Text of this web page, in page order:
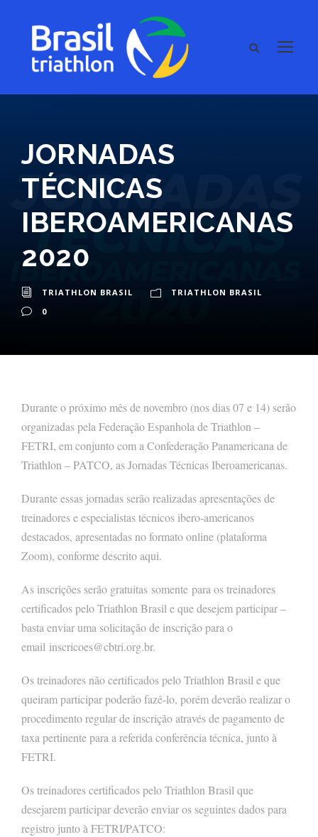
JORNADAS
TÉCNICAS
IBEROAMERICANAS
2020
TRIATHLON BRASIL
TRIATHLON BRASIL
0
Durante o próximo mês de novembro (nos dias 07 e 14) serão
organizadas pela Federação Espanhola de Triathlon –
FETRI, em conjunto com a Confederação Panamericana de
Triathlon – PATCO, as Jornadas Técnicas Iberoamericanas.
Durante essas jornadas serão realizadas apresentações de
treinadores e especialistas técnicos ibero-americanos
destacados, apresentadas no formato online (plataforma
Zoom), conforme descrito aqui.
As inscrições serão gratuitas somente para os treinadores
certificados pelo Triathlon Brasil e que desejem participar –
basta enviar uma solicitação de inscrição para o
email inscricoes@cbtri.org.br.
Os treinadores não certificados pelo Triathlon Brasil e que
queiram participar poderão fazê-lo, porém deverão realizar o
procedimento regular de inscrição através de pagamento de
taxa pertinente para a referida conferência técnica, junto à
FETRI.
Os treinadores certificados pelo Triathlon Brasil que
desejarem participar deverão enviar os seguintes dados para
registro junto à FETRI/PATCO: